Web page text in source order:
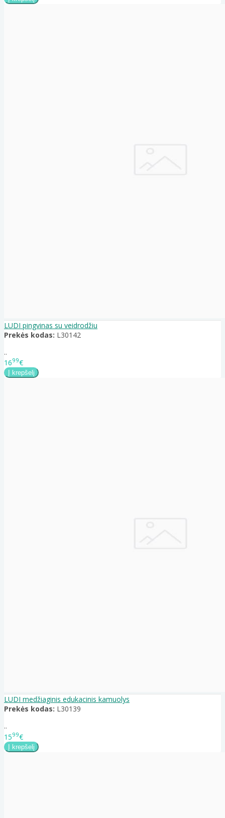
LUDI pingvinas su veidrodžiu
Prekės kodas: L30142
..
1699€
LUDI medžiaginis edukacinis kamuolys
Prekės kodas: L30139
..
1599€